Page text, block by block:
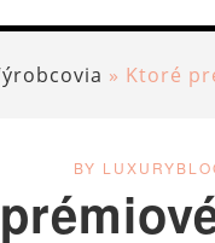
» Ktoré
BY